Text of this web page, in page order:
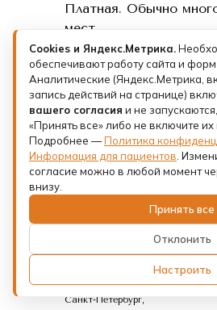
Телефон:
Время работы (вт-
С 9:00 до 21:00
Платная. Обычно
мест
даже в рабочий день!
Юридическое лицо: ООО «ФК
Санкт-Петербург,
Политика
Лицензии и документы
Cookies и Яндекс.Метрика.
обеспечивают работу сайта и форм
Аналитические (Яндекс.Метрика,
запись действий на странице)
вашего согласия и не
«Принять все» либо не включите их
Подробнее —Политика
Информация для пациентов .
согласие можно в любой момент
внизу.
Принять все
Отклонить
Настроить